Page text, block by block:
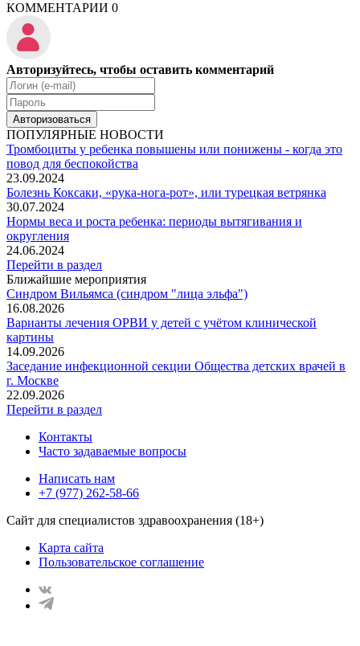
КОММЕНТАРИИ 0
Авторизуйтесь, чтобы оставить комментарий
Авторизоваться
ПОПУЛЯРНЫЕ НОВОСТИ
Тромбоциты у ребенка повышены или понижены - когда это
повод для беспокойства
23.09.2024
Болезнь Коксаки, «рука-нога-рот», или турецкая ветрянка
30.07.2024
Нормы веса и роста ребенка: периоды вытягивания и
округления
24.06.2024
Перейти в раздел
Ближайшие мероприятия
Синдром Вильямса (синдром "лица эльфа")
16.08.2026
Варианты лечения ОРВИ у детей с учётом клинической
картины
14.09.2026
Заседание инфекционной секции Общества детских врачей в
г. Москве
22.09.2026
Перейти в раздел
Контакты
Часто задаваемые вопросы
Написать нам
+7 (977) 262-58-66
Сайт для специалистов здравоохранения (18+)
Карта сайта
Пользовательское соглашение